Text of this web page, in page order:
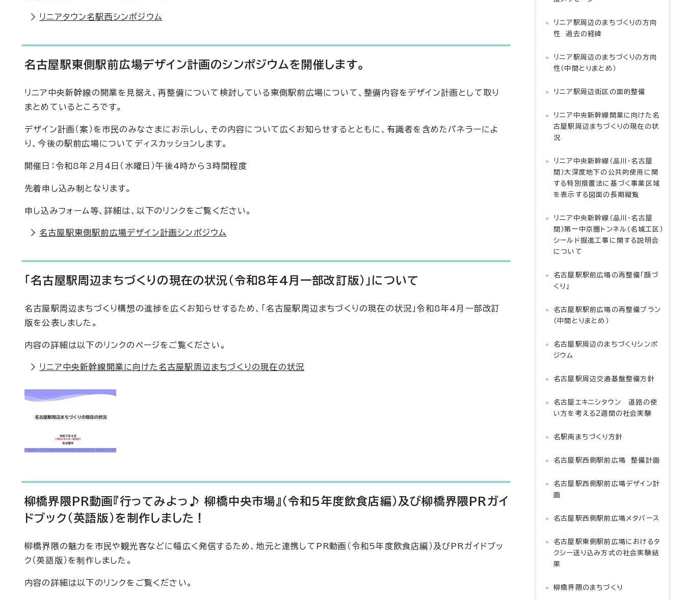
リニアタウン名駅西シンポジウム
名古屋駅東側駅前広場デザイン計画のシンポジウムを開催します。
リニア中央新幹線の開業を見据え、再整備について検討している東側駅前広場について、整備内容をデザイン計画として取り
まとめているところです。
デザイン計画（案）を市民のみなさまにお示しし、その内容について広くお知らせするとともに、有識者を含めたパネラーによ
り、今後の駅前広場についてディスカッションします。
開催日：令和8年2月4日（水曜日）午後4時から3時間程度
先着申し込み制となります。
申し込みフォーム等、詳細は、以下のリンクをご覧ください。
名古屋駅東側駅前広場デザイン計画シンポジウム
「名古屋駅周辺まちづくりの現在の状況（令和8年4月一部改訂版）」について
名古屋駅周辺まちづくり構想の進捗を広くお知らせするため、「名古屋駅周辺まちづくりの現在の状況」令和8年4月一部改訂
版を公表しました。
内容の詳細は以下のリンクのページをご覧ください。
リニア中央新幹線開業に向けた名古屋駅周辺まちづくりの現在の状況
柳橋界隈PR動画『行ってみよっ♪ 柳橋中央市場』（令和5年度飲食店編）及び柳橋界隈PRガイ
ドブック（英語版）を制作しました！
柳橋界隈の魅力を市民や観光客などに幅広く発信するため、地元と連携してPR動画（令和5年度飲食店編）及びPRガイドブッ
ク（英語版）を制作しました。
内容の詳細は以下のリンクをご覧ください。
リニア駅周辺のまちづくりの方向
性 過去の経緯
リニア駅周辺のまちづくりの方向
性（中間とりまとめ）
リニア駅周辺街区の面的整備
リニア中央新幹線開業に向けた名
古屋駅周辺まちづくりの現在の状
況
リニア中央新幹線（品川・名古屋
間）大深度地下の公共的使用に関
する特別措置法に基づく事業区域
を表示する図面の長期縦覧
リニア中央新幹線（品川・名古屋
間）第一中京圏トンネル（名城工区）
シールド掘進工事に関する説明会
について
名古屋駅駅前広場の再整備「顔づ
くり」
名古屋駅駅前広場の再整備プラン
（中間とりまとめ）
名古屋駅周辺のまちづくりシンポ
ジウム
名古屋駅周辺交通基盤整備方針
名古屋エキニシタウン 道路の使
い方を考える2週間の社会実験
名駅南まちづくり方針
名古屋駅西側駅前広場 整備計画
名古屋駅西側駅前広場デザイン計
画
名古屋駅西側駅前広場メタバース
名古屋駅東側駅前広場におけるタ
クシー送り込み方式の社会実験結
果
柳橋界隈のまちづくり